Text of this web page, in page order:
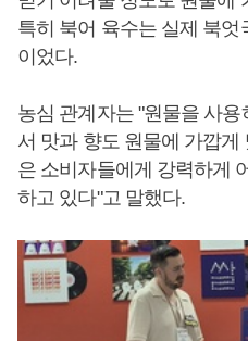
특히 북어 육수는 실제 북
이었다.
농심 관계자는 "원물을 사
서 맛과 향도 원물에 가깝게
은 소비자들에게 강력하게
하고 있다"고 말했다.